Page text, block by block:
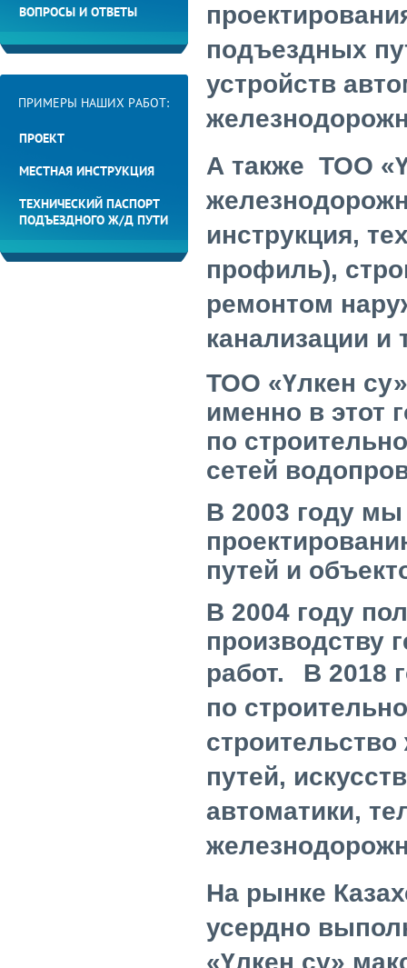
подъездных
устройств
А также ТОО «
инструкция,
профиль),
ремонтом
канализации и
ТОО «Үлкен
именно в этот
по
сетей
В 2003 году
путей и
В 2004 году
производству
работ.
В 2018
по
путей,
автоматики,
На рынке
усердно
«Үлкен су»
ВОПРОСЫ И ОТВЕТЫ
ПРИМЕРЫ НАШИХ РАБОТ:
ПРОЕКТ
МЕСТНАЯ ИНСТРУКЦИЯ
ТЕХНИЧЕСКИЙ ПАСПОРТ
ПОДЪЕЗДНОГО Ж/Д ПУТИ